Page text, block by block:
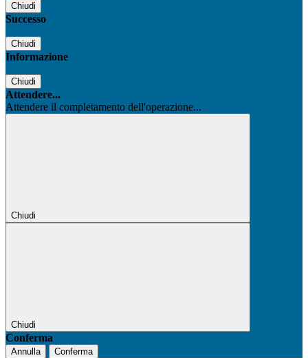
Chiudi
Successo
Chiudi
Informazione
Chiudi
Attendere...
Attendere il completamento dell'operazione...
Chiudi
Chiudi
Conferma
Annulla Conferma